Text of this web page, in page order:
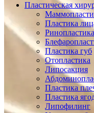
Пластическая
Пластика
Ринопластика
Пластика губ
Oтопластика
Липосакция
Пластика
Пластика
Липофилинг